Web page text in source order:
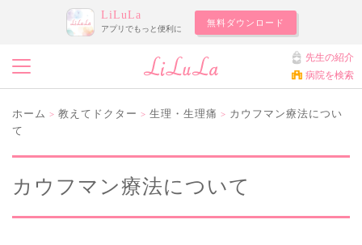
LiLuLa
アプリでもっと便利に
無料ダウンロード
先生の紹介
病院を検索
ホーム > 教えてドクター > 生理・生理痛 > カウフマン療法につい
て
カウフマン療法について